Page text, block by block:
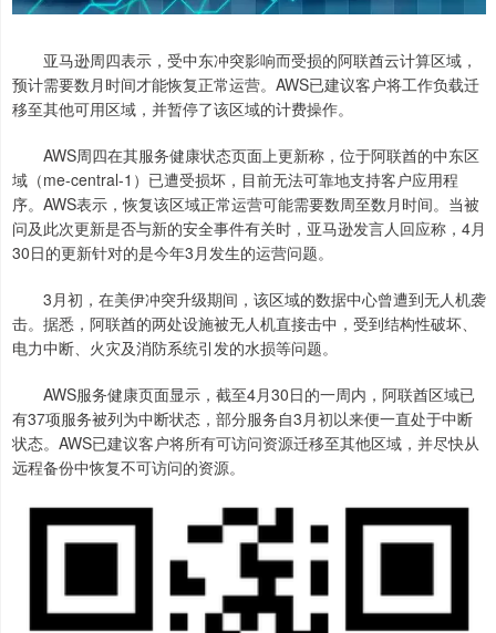
亚马逊周四表示，受中东冲突影响而受损的阿联酋云计算区域，
预计需要数月时间才能恢复正常运营。AWS已建议客户将工作负载迁
移至其他可用区域，并暂停了该区域的计费操作。
AWS周四在其服务健康状态页面上更新称，位于阿联酋的中东区
域（me-central-1）已遭受损坏，目前无法可靠地支持客户应用程
序。AWS表示，恢复该区域正常运营可能需要数周至数月时间。当被
问及此次更新是否与新的安全事件有关时，亚马逊发言人回应称，4月
30日的更新针对的是今年3月发生的运营问题。
3月初，在美伊冲突升级期间，该区域的数据中心曾遭到无人机袭
击。据悉，阿联酋的两处设施被无人机直接击中，受到结构性破坏、
电力中断、火灾及消防系统引发的水损等问题。
AWS服务健康页面显示，截至4月30日的一周内，阿联酋区域已
有37项服务被列为中断状态，部分服务自3月初以来便一直处于中断
状态。AWS已建议客户将所有可访问资源迁移至其他区域，并尽快从
远程备份中恢复不可访问的资源。